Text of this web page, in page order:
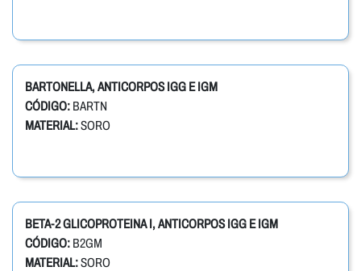
BARTONELLA, ANTICORPOS IGG E IGM
CÓDIGO: BARTN
MATERIAL:SORO
BETA-2 GLICOPROTEINA I, ANTICORPOS IGG E IGM
CÓDIGO: B2GM
MATERIAL:SORO